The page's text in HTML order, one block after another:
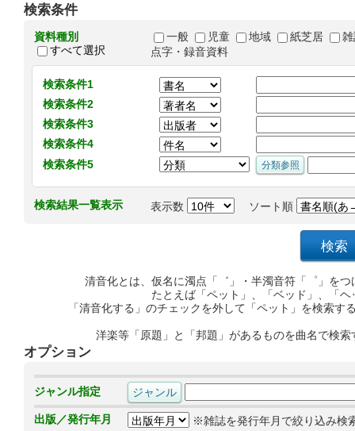
検索条件
資料種別
すべて選択
一般 児童 地域 紙芝居
点字・録音資料
検索条件1
検索条件2
検索条件3
検索条件4
検索条件5
検索結果一覧表示 表示数 ソート順
清音化とは、仮名に濁点「゛」・半濁音符「゜」を
たとえば「ペット」、「ベッド」、「
「清音化する」のチェックを外して「ペット」を検索
洋楽等「原題」と「邦題」があるものを曲名で検
オプション
ジャンル指定
出版／発行年月
※雑誌を発行年月で絞り込み検